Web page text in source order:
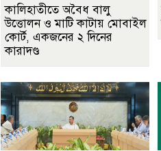
কালিহাতীতে অবৈধ বালু
উত্তোলন ও মাটি কাটায় মোবাইল
কোর্ট, একজনের ২ দিনের
কারাদণ্ড